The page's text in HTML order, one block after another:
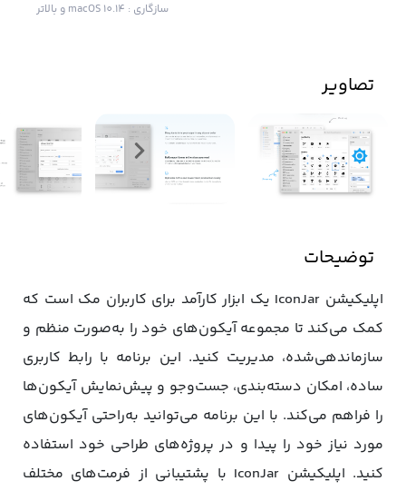
سازگاری : macOS 10.14 و بالاتر
تصاویر
توضیحات
اپلیکیشن IconJar یک ابزار کارآمد برای کاربران مک است که
کمک می‌کند تا مجموعه‌ آیکون‌های خود را به‌صورت منظم و
سازماندهی‌شده، مدیریت کنید. این برنامه با رابط کاربری
ساده، امکان دسته‌بندی، جست‌وجو و پیش‌نمایش آیکون‌ها
را فراهم می‌کند. با این برنامه می‌توانید به‌راحتی آیکون‌های
مورد نیاز خود را پیدا و در پروژه‌های طراحی خود استفاده
کنید. اپلیکیشن IconJar با پشتیبانی از فرمت‌های مختلف